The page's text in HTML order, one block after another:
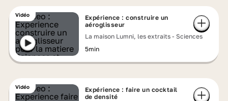
Vidéo
Expérience : construire un
aéroglisseur
La maison Lumni, les extraits - Sciences
5min
Vidéo
Expérience : faire un cocktail
de densité